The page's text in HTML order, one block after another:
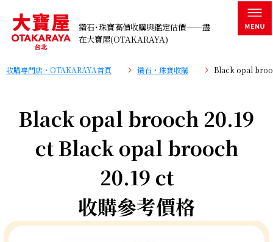
鑽石･珠寶高價收購與鑑定估價——盡
在大寶屋(OTAKARAYA)
收購專門店・OTAKARAYA首頁 鑽石・珠寶收購 Black opal
Black opal brooch 20.19
ct Black opal brooch
20.19 ct
收購參考價格